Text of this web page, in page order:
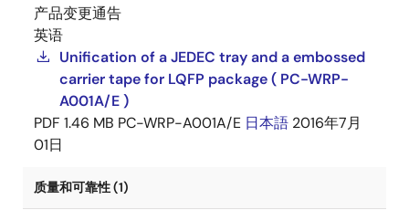
产品变更通告
英语
Unification of a JEDEC tray and a embossed
carrier tape for LQFP package ( PC-WRP-
A001A/E )
PDF 1.46 MB PC-WRP-A001A/E 日本語 2016年7月
01日
质量和可靠性 (1)